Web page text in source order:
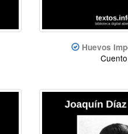
Huevos
Cuento